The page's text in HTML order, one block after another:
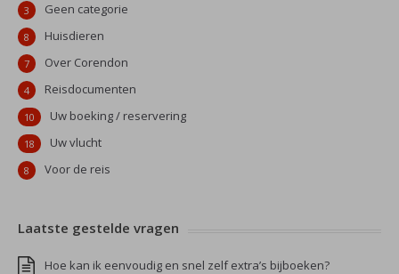
Geen categorie
3
Huisdieren
8
Over Corendon
7
Reisdocumenten
4
Uw boeking / reservering
10
Uw vlucht
18
Voor de reis
8
Laatste gestelde vragen
Hoe kan ik eenvoudig en snel zelf extra’s bijboeken?